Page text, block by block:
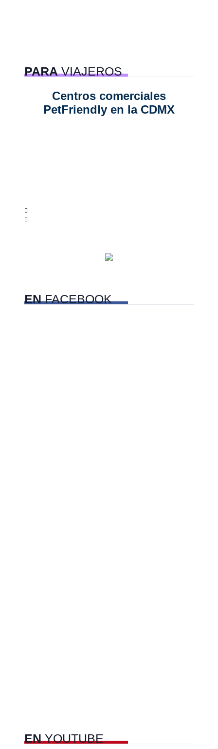
PARAVIAJEROS
Centros comerciales
PetFriendly en la CDMX
ENFACEBOOK
ENYOUTUBE